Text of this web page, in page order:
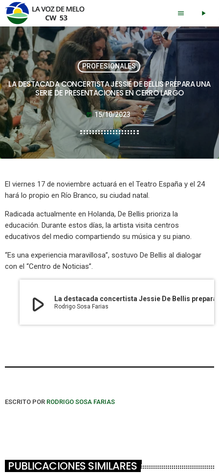
menu play_arrow
PROFESIONALES
LA DESTACADA CONCERTISTA JESSIE DE BELLIS PREPARA UNA
SERIE DE PRESENTACIONES EN CERRO LARGO
today 15/10/2023
El viernes 17 de noviembre actuará en el Teatro España y el 24
hará lo propio en Río Branco, su ciudad natal.
Radicada actualmente en Holanda, De Bellis prioriza la
educación. Durante estos días, la artista visita centros
educativos del medio compartiendo su música y su piano.
“Es una experiencia maravillosa”, sostuvo De Bellis al dialogar
con el “Centro de Noticias”.
play_arrow Rodrigo Sosa Farias
ESCRITO POR RODRIGO SOSA FARIAS
PUBLICACIONES SIMILARES